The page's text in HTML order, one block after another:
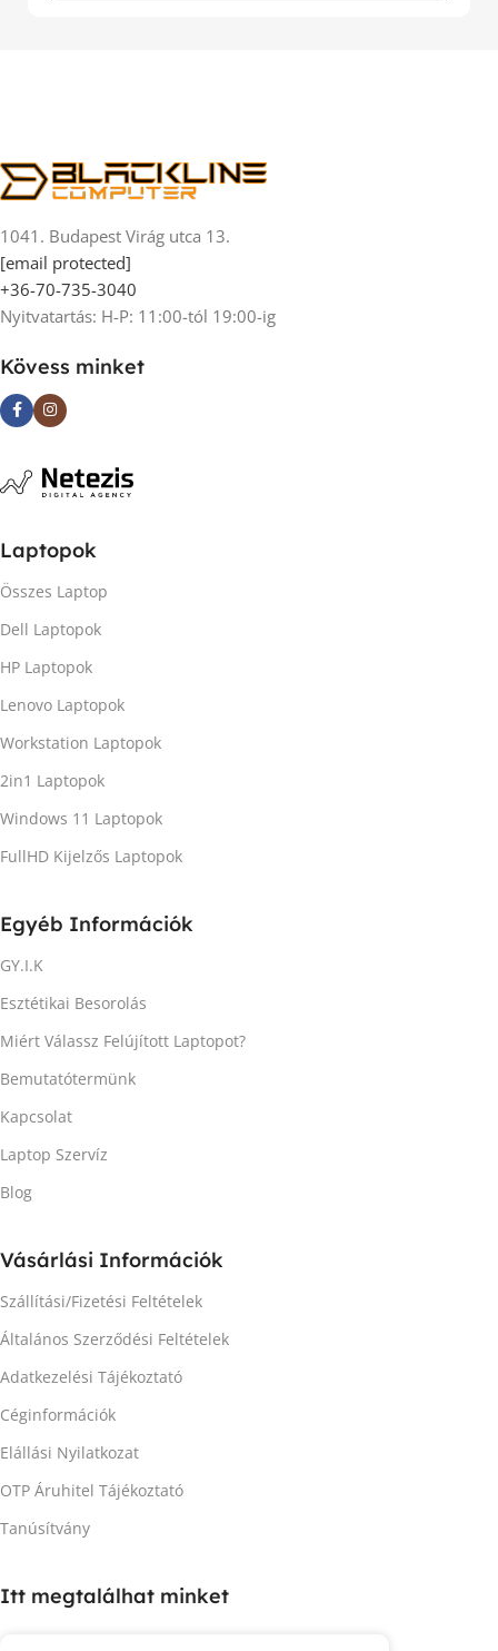
1041. Budapest Virág utca 13.
[email protected]
+36-70-735-3040
Nyitvatartás: H-P: 11:00-tól 19:00-ig
Kövess minket
Laptopok
Összes Laptop
Dell Laptopok
HP Laptopok
Lenovo Laptopok
Workstation Laptopok
2in1 Laptopok
Windows 11 Laptopok
FullHD Kijelzős Laptopok
Egyéb Információk
GY.I.K
Esztétikai Besorolás
Miért Válassz Felújított Laptopot?
Bemutatótermünk
Kapcsolat
Laptop Szervíz
Blog
Vásárlási Információk
Szállítási/Fizetési Feltételek
Általános Szerződési Feltételek
Adatkezelési Tájékoztató
Céginformációk
Elállási Nyilatkozat
OTP Áruhitel Tájékoztató
Tanúsítvány
Itt megtalálhat minket